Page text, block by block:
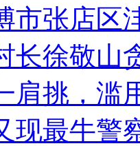
市张店区
长徐敬山
肩挑，滥
现最牛警